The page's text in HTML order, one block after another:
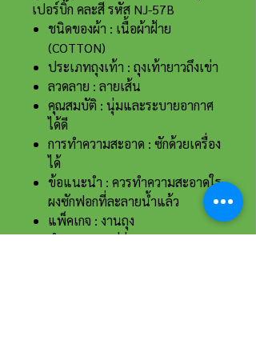
เปอร์บิ๊ก คละสี รหัส NJ-57B
ชนิดของผ้า : เนื้อผ้าฝ้าย
(COTTON)
ประเภทถุงเท้า : ถุงเท้ายาวถึงเข่า
ลวดลาย : ลายเส้น
คุณสมบัติ : นุ่มและระบายอากาศ
ได้ดี
การทำความสะอาด : ซักด้วยเครื่อง
ได้
ข้อแนะนำ : ควรทำความสะอาดใร
ผงซักฟอกที่ละลายน้ำแล้ว
แพ็คเกจ : งานถุง
จำนวน : 12 คู่ต่อ 1 ถุง